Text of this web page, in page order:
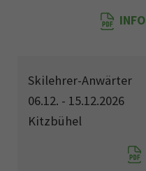
INFO
Skilehrer-Anwärter
06.12. - 15.12.2026
Kitzbühel